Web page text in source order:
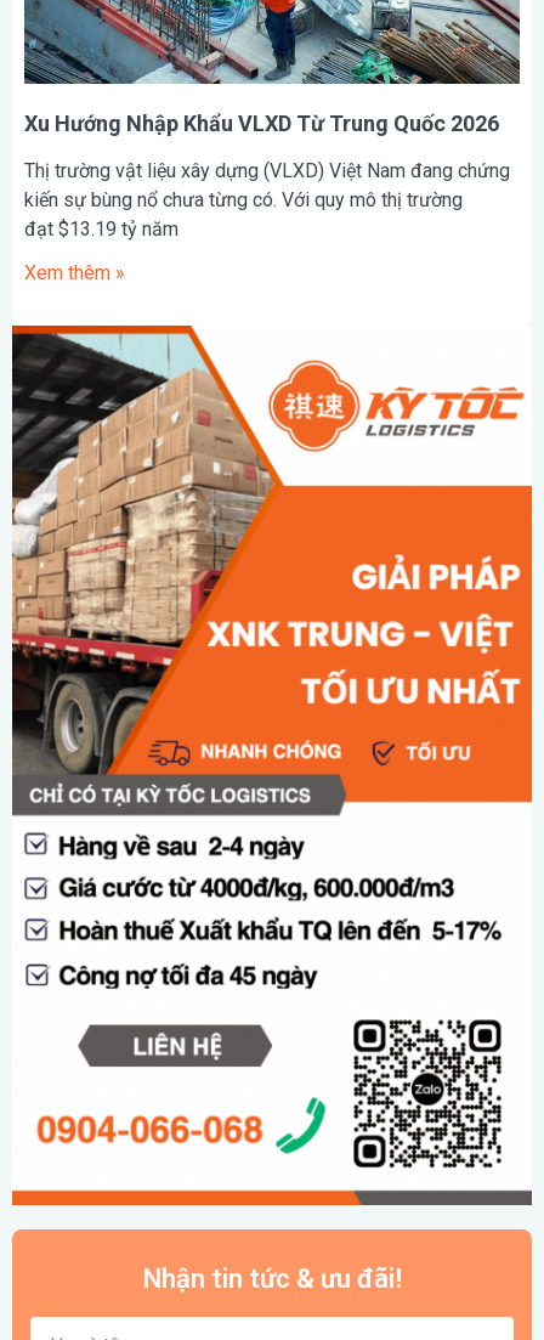
Xu Hướng Nhập Khẩu VLXD Từ Trung Quốc 2026
Thị trường vật liệu xây dựng (VLXD) Việt Nam đang chứng
kiến sự bùng nổ chưa từng có. Với quy mô thị trường
đạt $13.19 tỷ năm
Xem thêm »
Nhận tin tức & ưu đãi!